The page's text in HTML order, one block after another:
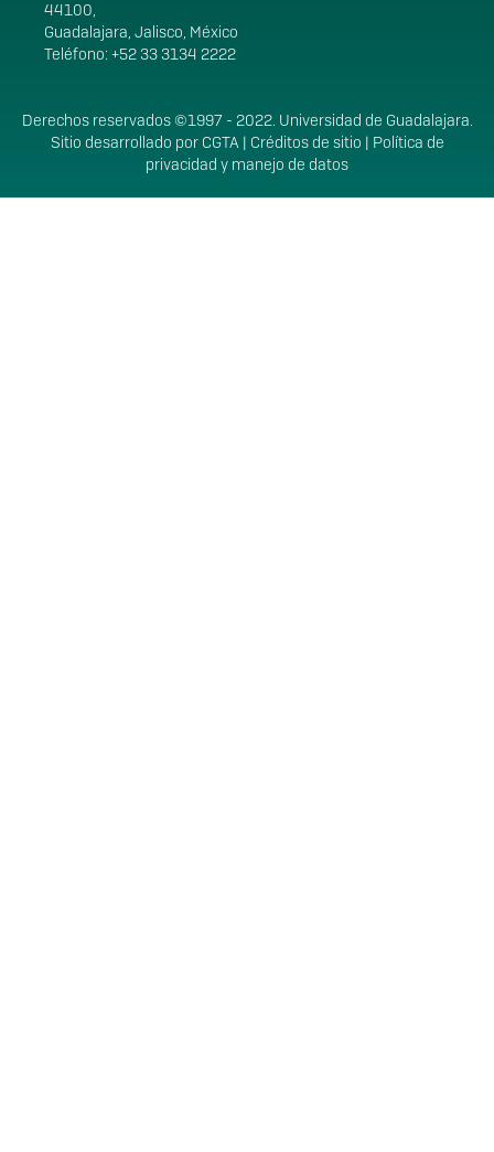
44100,
Guadalajara, Jalisco, México
Teléfono: +52 33 3134 2222
Derechos
Derechos reservados ©1997 - 2022. Universidad de Guadalajara.
Sitio desarrollado por CGTA| Créditos de sitio | Política de
privacidad y manejo de datos